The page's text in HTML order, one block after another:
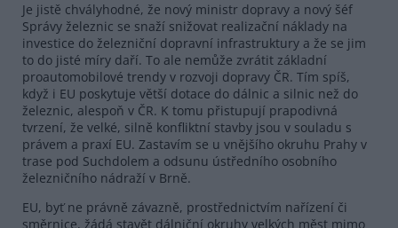
Je jistě chvályhodné, že nový ministr dopravy a nový šéf
Správy železnic se snaží snižovat realizační náklady na
investice do železniční dopravní infrastruktury a že se jim
to do jisté míry daří. To ale nemůže zvrátit základní
proautomobilové trendy v rozvoji dopravy ČR. Tím spíš,
když i EU poskytuje větší dotace do dálnic a silnic než do
železnic, alespoň v ČR. K tomu přistupují prapodivná
tvrzení, že velké, silně konfliktní stavby jsou v souladu s
právem a praxí EU. Zastavím se u vnějšího okruhu Prahy v
trase pod Suchdolem a odsunu ústředního osobního
železničního nádraží v Brně.
EU, byť ne právně závazně, prostřednictvím nařízení či
směrnice, žádá stavět dálniční okruhy velkých měst mimo